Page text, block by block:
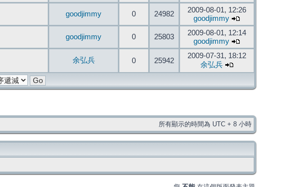
goodjimmy 0 24982
2009-08-01, 12:26
goodjimmy
goodjimmy 0 25803
2009-08-01, 12:14
goodjimmy
余弘兵 0 25942
2009-07-31, 18:12
余弘兵
所有顯示的時間為 UTC + 8 小時